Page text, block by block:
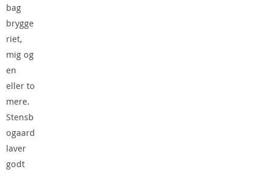
bag
brygge
riet,
mig og
en
eller to
mere.
Stensb
ogaard
laver
godt